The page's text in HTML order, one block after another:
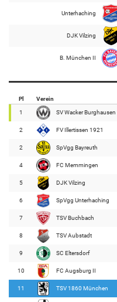
Unterhaching
DJK Vilzing
B. München II
Pl Verein
1 SV Wacker Burghausen
2 FV Illertissen 1921
2 SpVgg Bayreuth
4 FC Memmingen
5 DJK Vilzing
6 SpVgg Unterhaching
7 TSV Buchbach
8 TSV Aubstadt
9 SC Eltersdorf
10 FC Augsburg II
11 TSV 1860 München